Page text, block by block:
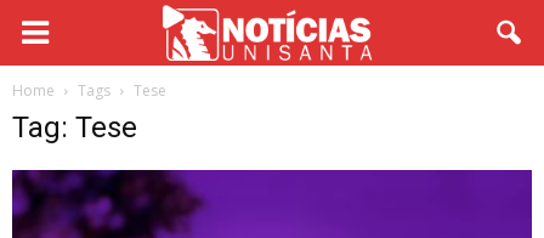
Home Tags Tese
Tag: Tese